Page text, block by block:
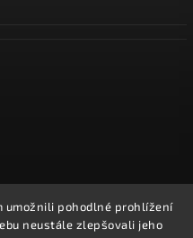
umožnili pohodlné prohlížení
neustále zlepšovali jeho